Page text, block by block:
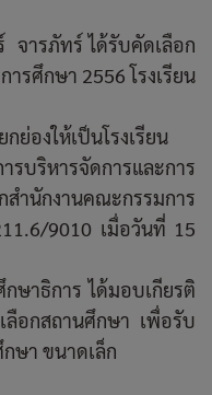
ารภัทร์ ได้รับคัดเลือก
รศึกษา 2556 โรงเรียน
ย่องให้เป็นโรงเรียน
รบริหารจัดการและการ
ำนักงานคณะกรรมการ
9010 เมื่อวันที่ 15
าธิการ ได้มอบเกียรติ
ลือกสถานศึกษา เพื่อรับ
ษา ขนาดเล็ก